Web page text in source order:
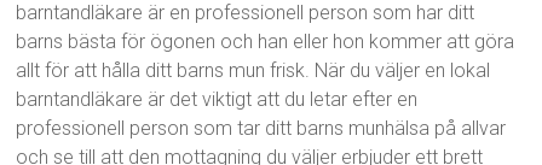
barntandläkare är en professionell person som har ditt
barns bästa för ögonen och han eller hon kommer att göra
allt för att hålla ditt barns mun frisk. När du väljer en lokal
barntandläkare är det viktigt att du letar efter en
professionell person som tar ditt barns munhälsa på allvar
och se till att den mottagning du väljer erbjuder ett brett